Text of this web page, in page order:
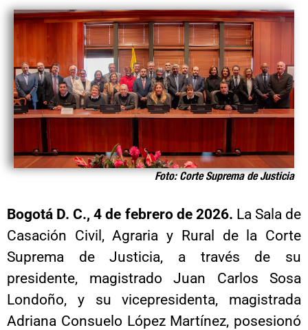
Foto: Corte Suprema de Justicia
Bogotá D. C.,4 de febrero de 2026. La Sala de
Casación Civil, Agraria y Rural de la Corte
Suprema de Justicia, a través de su
presidente, magistrado Juan Carlos Sosa
Londoño, y su vicepresidenta, magistrada
Adriana Consuelo López Martínez, posesionó